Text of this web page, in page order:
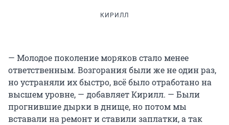
КИРИЛЛ
— Молодое поколение моряков стало менее
ответственным. Возгорания были же не один раз,
но устраняли их быстро, всё было отработано на
высшем уровне, — добавляет Кирилл. — Были
прогнившие дырки в днище, но потом мы
вставали на ремонт и ставили заплатки, а так